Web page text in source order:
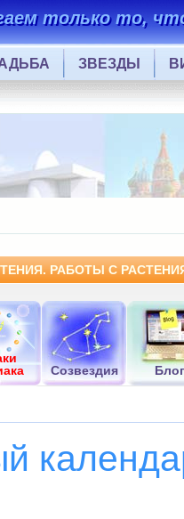
только то,
ЗВЕЗДЫ
РАБОТЫ С
Созвездия Блог